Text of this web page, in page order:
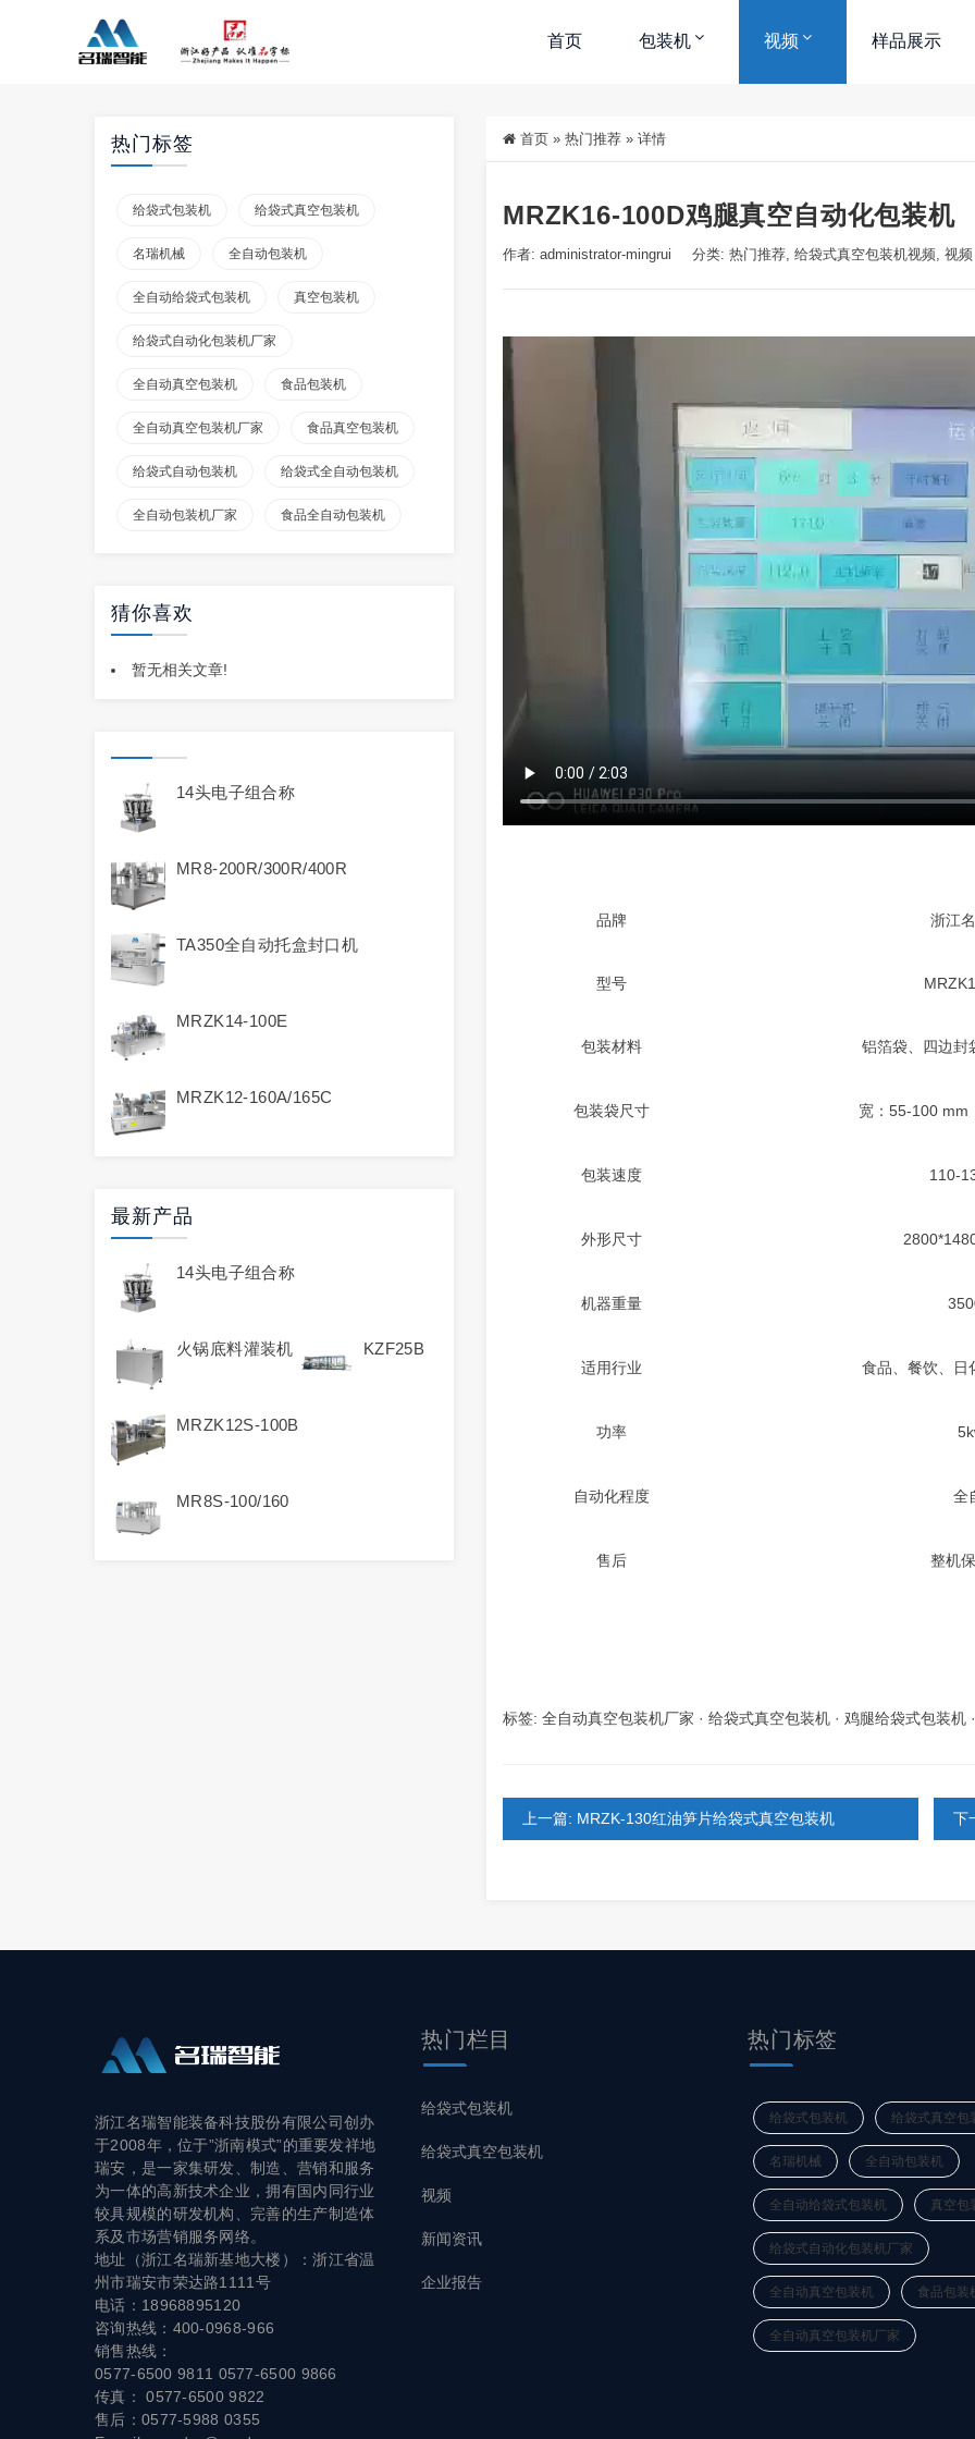
首页 包装机 视频 样品展示
热门标签
给袋式包装机 给袋式真空包装机
名瑞机械 全自动包装机
全自动给袋式包装机 真空包装机
给袋式自动化包装机厂家
全自动真空包装机 食品包装机
全自动真空包装机厂家 食品真空包装机
给袋式自动包装机 给袋式全自动包装机
全自动包装机厂家 食品全自动包装机
猜你喜欢
暂无相关文章!
14头电子组合称
MR8-200R/300R/400R
TA350全自动托盒封口机
MRZK14-100E
MRZK12-160A/165C
最新产品
14头电子组合称
火锅底料灌装机 KZF25B
MRZK12S-100B
MR8S-100/160
首页 » 热门推荐 » 详情
MRZK16-100D鸡腿真空自动化包装机
作者: administrator-mingrui 分类: 热门推荐, 给袋式真空包装机视频, 视频
品牌 浙江
型号
包装材料 铝箔袋、四边封
包装袋尺寸 宽：55-100 mm
包装速度 110-
外形尺寸
机器重量
适用行业 食品、餐饮、日
功率
自动化程度 全
售后 整机
标签: 全自动真空包装机厂家 · 给袋式真空包装机 · 鸡腿给袋式包装机
上一篇: MRZK-130红油笋片给袋式真空包装机 下
浙江名瑞智能装备科技股份有限公司创办
于2008年，位于”浙南模式”的重要发祥地
瑞安，是一家集研发、制造、营销和服务
为一体的高新技术企业，拥有国内同行业
较具规模的研发机构、完善的生产制造体
系及市场营销服务网络。
地址（浙江名瑞新基地大楼）：浙江省温
州市瑞安市荣达路1111号
电话：18968895120
咨询热线：400-0968-966
销售热线：
0577-6500 9811 0577-6500 9866
传真： 0577-6500 9822
售后：0577-5988 0355
热门栏目
给袋式包装机
给袋式真空包装机
视频
新闻资讯
企业报告
热门标签
给袋式包装机 给袋式真空包
名瑞机械 全自动包装机
全自动给袋式包装机 真空包
给袋式自动化包装机厂家
全自动真空包装机 食品包装
全自动真空包装机厂家